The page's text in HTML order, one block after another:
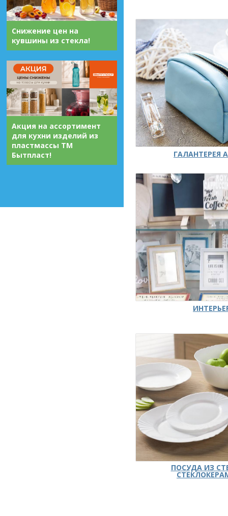
Снижение цен на
кувшины из стекла!
Акция на ассортимент
для кухни изделий из
пластмассы ТМ
Бытпласт!
ГАЛАНТЕРЕЯ
ПОСУДА ИЗ